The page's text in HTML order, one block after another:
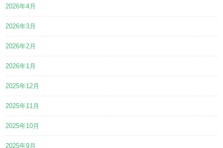
2026年4月
2026年3月
2026年2月
2026年1月
2025年12月
2025年11月
2025年10月
2025年9月